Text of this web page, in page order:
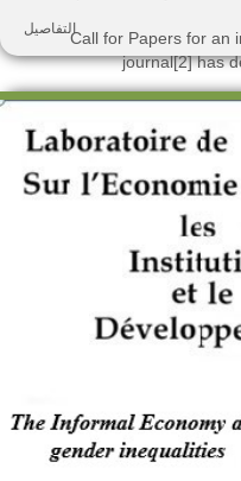
Call for Papers for
journal[2]
التفاصيل